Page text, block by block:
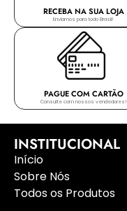
RECEBA NA SUA LOJA
Enviamos para todo Brasil!
PAGUE COM CARTÃO
Consulte com nossos vendedores!
INSTITUCIONAL
Início
Sobre Nós
Todos os Produtos